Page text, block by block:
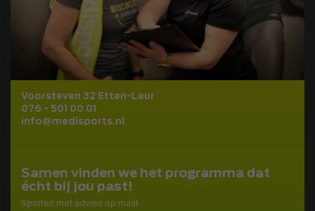
Voorsteven 32 Etten-Leur
076 - 501 00 01
info@medisports.nl
Samen vinden we het programma dat
écht bij jou past!
Sporten met advies op maat